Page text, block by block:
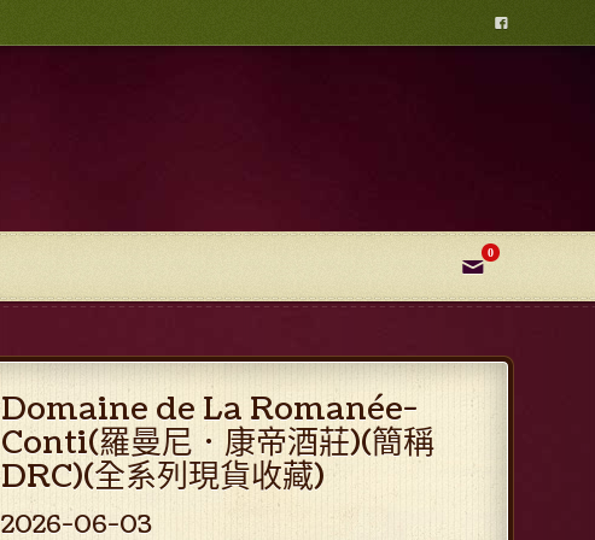

✉
0
Domaine de La Romanée-
Conti(羅曼尼．康帝酒莊)(簡稱
DRC)(全系列現貨收藏)
2026-06-03